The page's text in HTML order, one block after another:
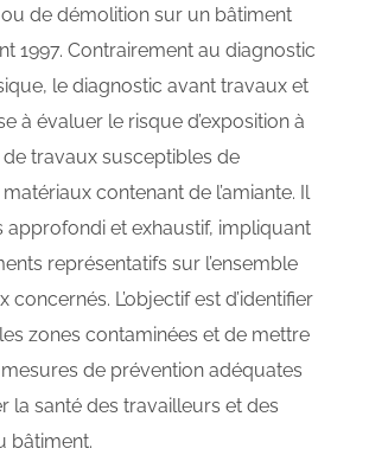
de démolition sur un bâtiment
1997. Contrairement au diagnostic
le diagnostic avant travaux et
à évaluer le risque d’exposition à
de travaux susceptibles de
contenant de l’amiante. Il
approfondi et exhaustif, impliquant
représentatifs sur l’ensemble
concernés. L’objectif est d’identifier
zones contaminées et de mettre
de prévention adéquates
la santé des travailleurs et des
bâtiment.